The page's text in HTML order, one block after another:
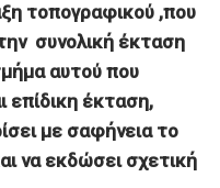
τοπογραφικού ,που
συνολική έκταση
αυτού που
επίδικη έκταση,
με σαφήνεια το
να εκδώσει σχετική